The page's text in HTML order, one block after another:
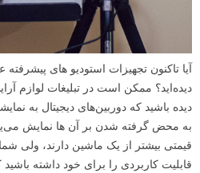
آیا تاکنون تجهیزات استودیو های
دیده‌اید؟ ممکن است در تبلیغات‌ لوازم
دیده باشید که دوربین‌های دیجیتال به
به محض گرفته شدن بر آن ها نمایش
قیمتی بیشتر از یک ماشین دارند، ولی
قابلیت کاربردی را برای خود داشته